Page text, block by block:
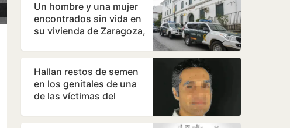
Un hombre y una mujer
encontrados sin vida en
su vivienda de Zaragoza,
Hallan restos de semen
en los genitales de una
de las víctimas del
violar en sus…